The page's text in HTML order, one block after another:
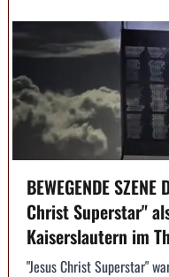
BEWEGENDE
Christ Superstar"
Kaiserslautern im
"Jesus Christ Superstar"